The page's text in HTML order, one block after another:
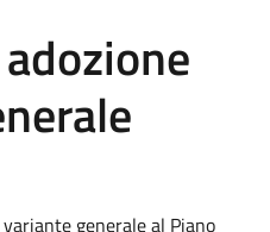
generale al Piano